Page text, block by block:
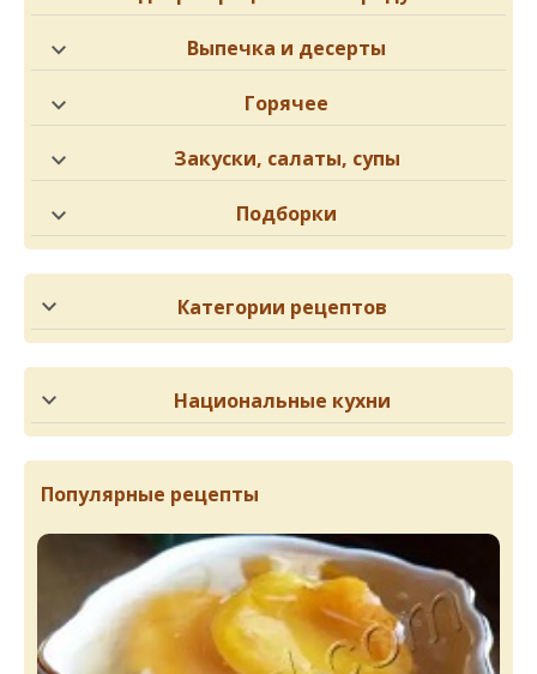
Выпечка и десерты
Горячее
Закуски, салаты, супы
Подборки
Категории рецептов
Национальные кухни
Популярные рецепты